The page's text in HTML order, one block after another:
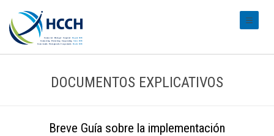
DOCUMENTOS EXPLICATIVOS
Breve Guía sobre la implementación